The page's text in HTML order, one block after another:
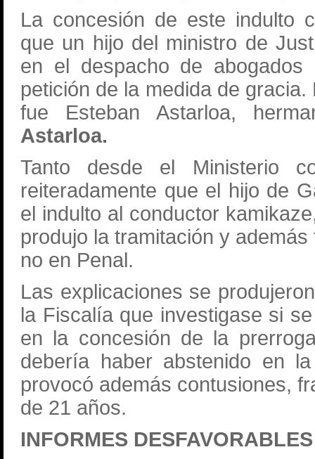
La concesión de este indulto
que un hijo del ministro de
en el despacho de
petición de la medida de
fue Esteban Astarloa,
Astarloa.
Tanto desde el Ministerio
reiteradamente que el hijo de
el indulto al conductor
produjo la tramitación y
no en Penal.
Las explicaciones se
la Fiscalía que investigase si
en la concesión de la
debería haber abstenido en
provocó además contusiones,
de 21 años.
INFORMES